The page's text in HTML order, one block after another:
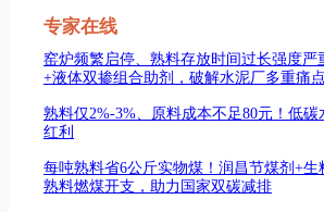
专家在线
窑炉频繁启停、熟料存放时间过长强度严
+液体双掺组合助剂，破解水泥厂多重痛点
熟料仅2%-3%、原料成本不足80元！低
红利
每吨熟料省6公斤实物煤！润昌节煤剂+
熟料燃煤开支，助力国家双碳减排